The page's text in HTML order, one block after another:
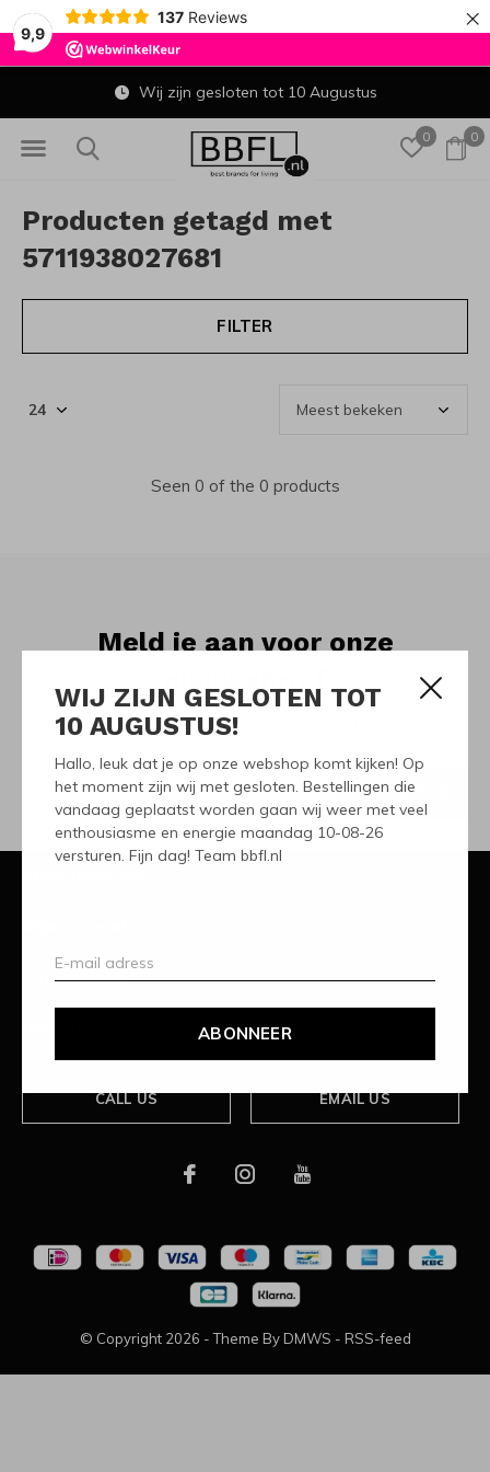
9,9
137 Reviews ×
WIJ ZIJN GESLOTEN TOT
10 AUGUSTUS!
Hallo, leuk dat je op onze webshop komt kijken! Op
het moment zijn wij met gesloten. Bestellingen die
vandaag geplaatst worden gaan wij weer met veel
enthousiasme en energie maandag 10-08-26
versturen. Fijn dag! Team bbfl.nl
ABONNEER
0 0
Wij zijn gesloten tot 10 Augustus
Producten getagd met
5711938027681
FILTER
Seen 0 of the 0 products
Meld je aan voor onze
Ontvang de nieuwste aanbiedingen en promoties
ABONNEER
Categorieën
CALL US EMAIL US
© Copyright 2026 - Theme By DMWS - RSS-feed